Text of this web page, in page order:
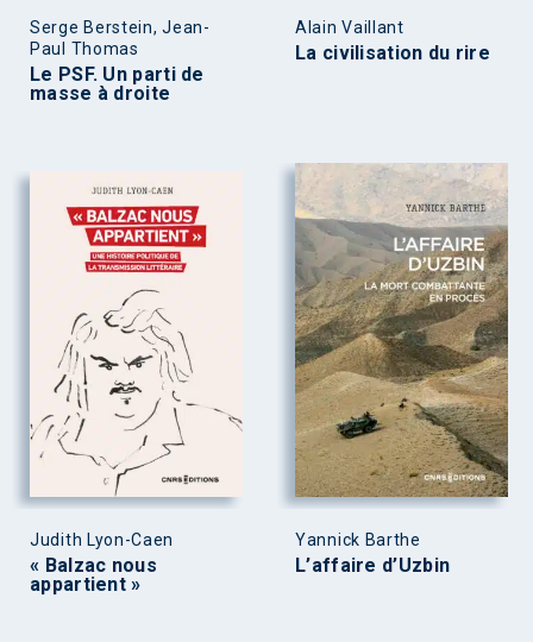
Serge Berstein, Jean-
Paul Thomas
Le PSF. Un parti de
masse à droite
Alain Vaillant
La civilisation du rire
Judith Lyon-Caen
« Balzac nous
appartient »
Yannick Barthe
L’affaire d’Uzbin